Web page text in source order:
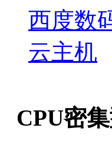
西度数
云主机
CPU密